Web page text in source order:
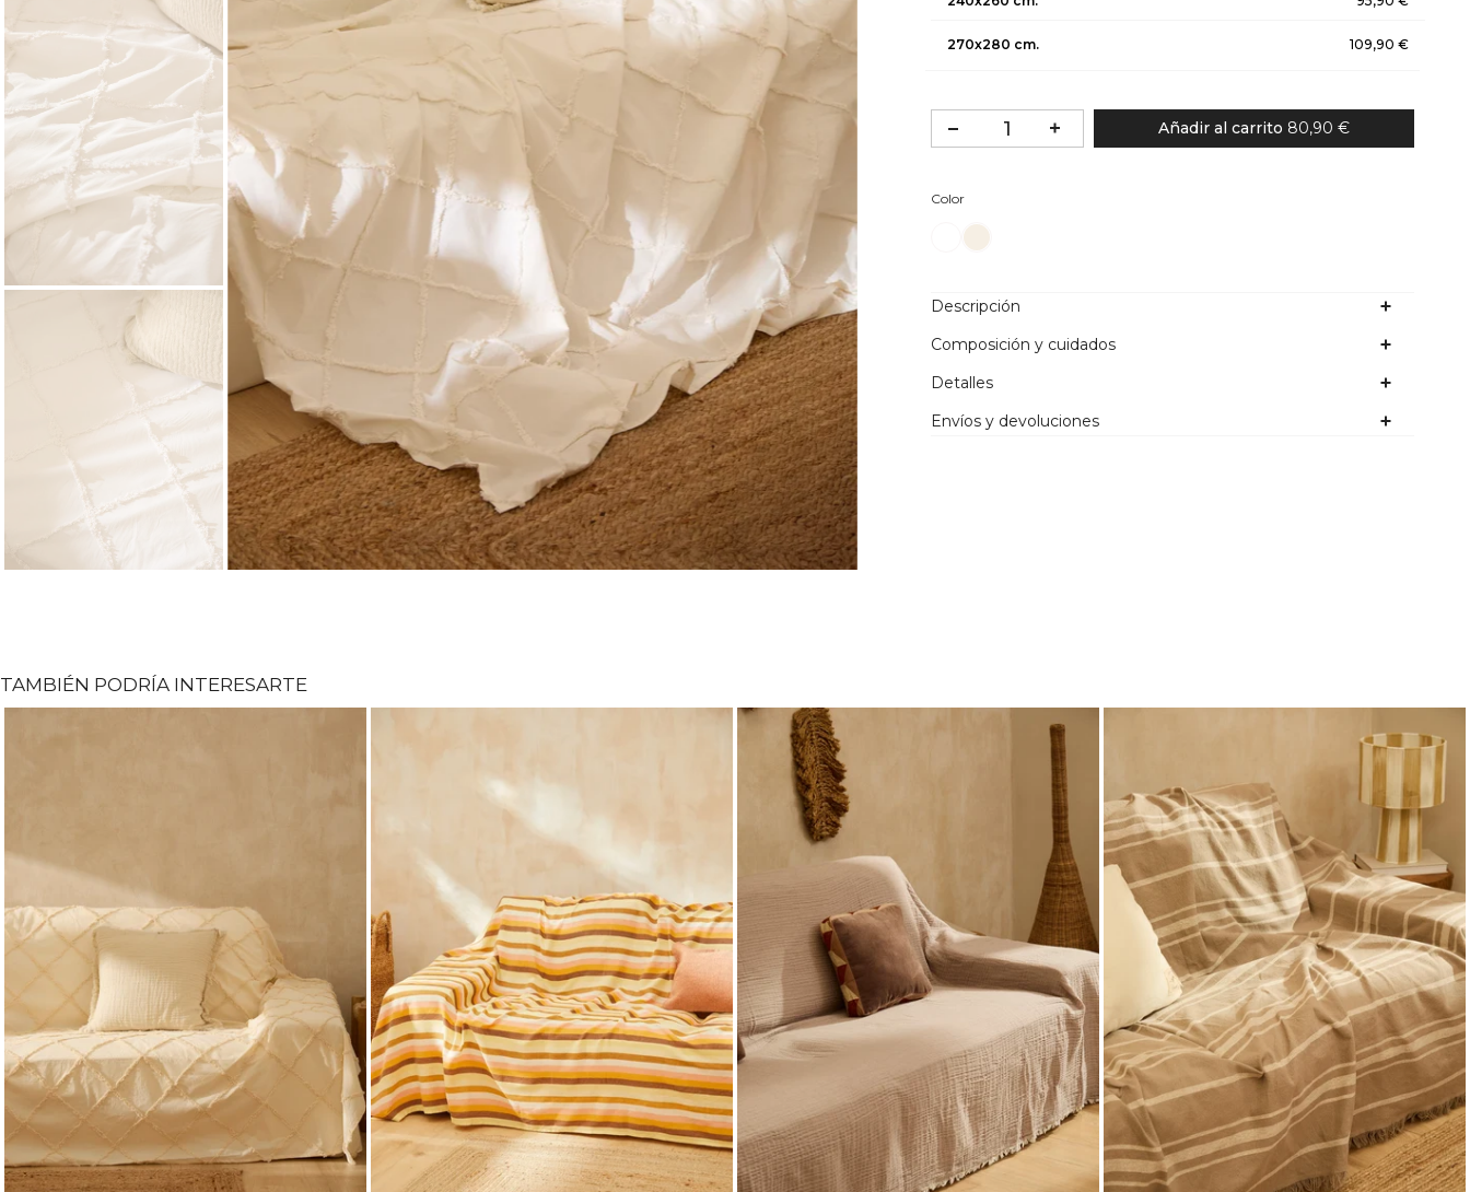
ColorColor
270x280 cm. 109,90 €
Añadir al carrito 80,90 €
Descripción
Composición y cuidados
Detalles
Envíos y devoluciones
TAMBIÉN PODRÍA INTERESARTE